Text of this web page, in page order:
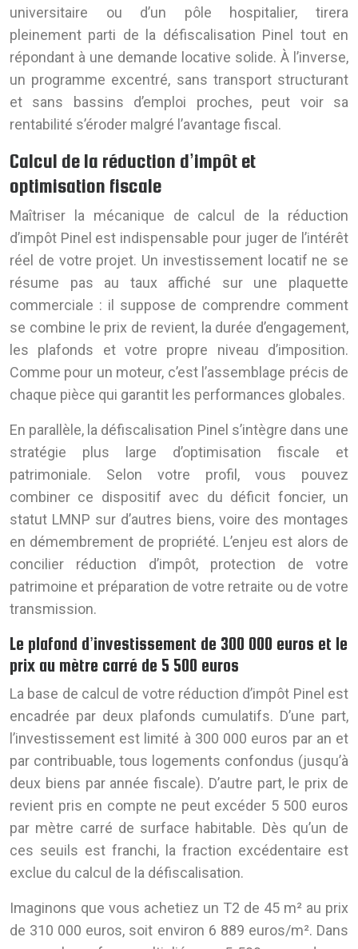
universitaire ou d’un pôle hospitalier, tirera
pleinement parti de la défiscalisation Pinel tout en
répondant à une demande locative solide. À l’inverse,
un programme excentré, sans transport structurant
et sans bassins d’emploi proches, peut voir sa
rentabilité s’éroder malgré l’avantage fiscal.
Calcul de la réduction d’impôt et
optimisation fiscale
Maîtriser la mécanique de calcul de la réduction
d’impôt Pinel est indispensable pour juger de l’intérêt
réel de votre projet. Un investissement locatif ne se
résume pas au taux affiché sur une plaquette
commerciale : il suppose de comprendre comment
se combine le prix de revient, la durée d’engagement,
les plafonds et votre propre niveau d’imposition.
Comme pour un moteur, c’est l’assemblage précis de
chaque pièce qui garantit les performances globales.
En parallèle, la défiscalisation Pinel s’intègre dans une
stratégie plus large d’optimisation fiscale et
patrimoniale. Selon votre profil, vous pouvez
combiner ce dispositif avec du déficit foncier, un
statut LMNP sur d’autres biens, voire des montages
en démembrement de propriété. L’enjeu est alors de
concilier réduction d’impôt, protection de votre
patrimoine et préparation de votre retraite ou de votre
transmission.
Le plafond d’investissement de 300 000 euros et le
prix au mètre carré de 5 500 euros
La base de calcul de votre réduction d’impôt Pinel est
encadrée par deux plafonds cumulatifs. D’une part,
l’investissement est limité à 300 000 euros par an et
par contribuable, tous logements confondus (jusqu’à
deux biens par année fiscale). D’autre part, le prix de
revient pris en compte ne peut excéder 5 500 euros
par mètre carré de surface habitable. Dès qu’un de
ces seuils est franchi, la fraction excédentaire est
exclue du calcul de la défiscalisation.
Imaginons que vous achetiez un T2 de 45 m² au prix
de 310 000 euros, soit environ 6 889 euros/m². Dans